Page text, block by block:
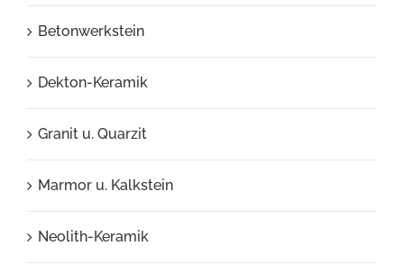
Betonwerkstein
Dekton-Keramik
Granit u. Quarzit
Marmor u. Kalkstein
Neolith-Keramik